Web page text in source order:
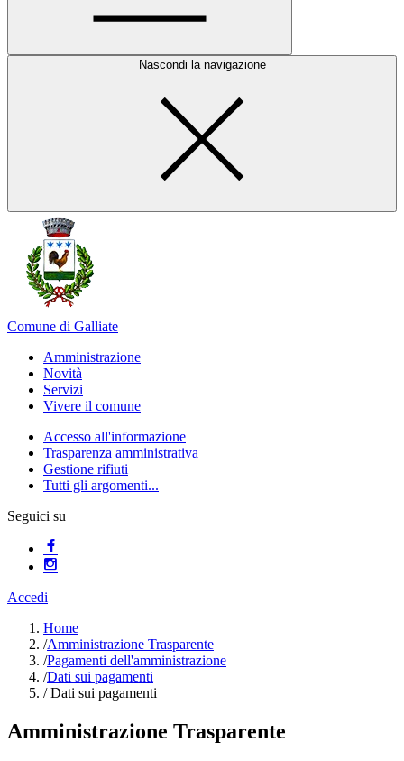
Nascondi la navigazione
Comune di Galliate
Amministrazione
Novità
Servizi
Vivere il comune
Accesso all'informazione
Trasparenza amministrativa
Gestione rifiuti
Tutti gli argomenti...
Seguici su
Accedi
Home
/Amministrazione Trasparente
/Pagamenti dell'amministrazione
/Dati sui pagamenti
/Dati sui pagamenti
Amministrazione Trasparente